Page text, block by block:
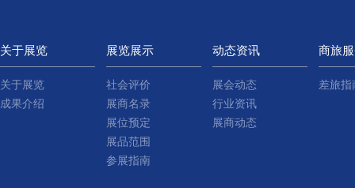
关于展览
关于展览
成果介绍
展览展示
社会评价
展商名录
展位预定
展品范围
参展指南
动态资讯
展会动态
行业资讯
展商动态
商旅
差旅指